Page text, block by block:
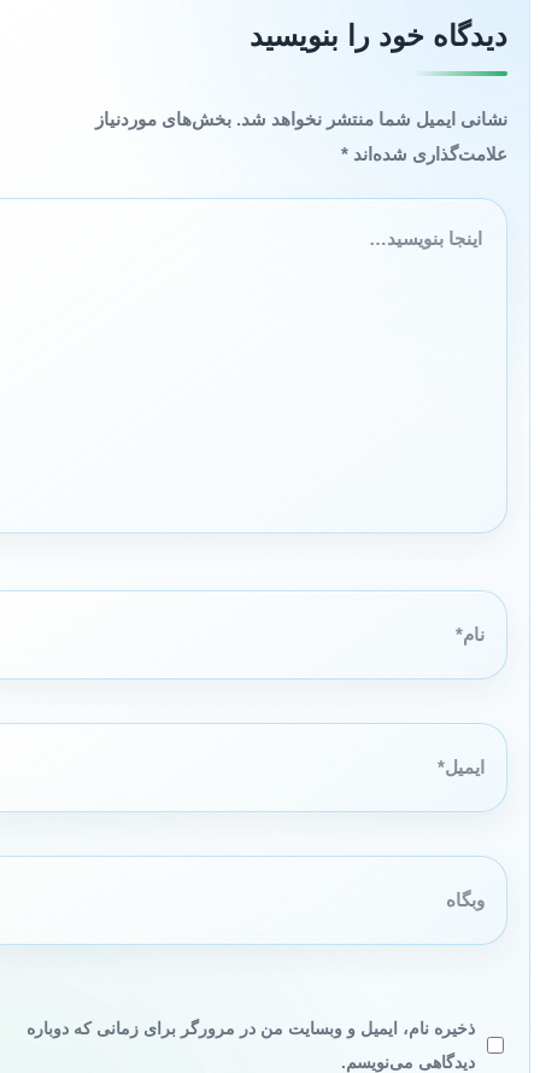
دیدگاه‌ خود را بنویسید
نشانی ایمیل شما منتشر نخواهد شد. بخش‌های موردنیاز
علامت‌گذاری شده‌اند*
اینجا
بنویسید…
نام*
ایمیل*
وبگاه
ذخیره نام، ایمیل و وبسایت من در مرورگر برای زمانی که دوباره
دیدگاهی می‌نویسم.